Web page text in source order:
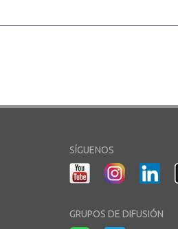
SÍGUENOS
GRUPOS DE DIFUSIÓN